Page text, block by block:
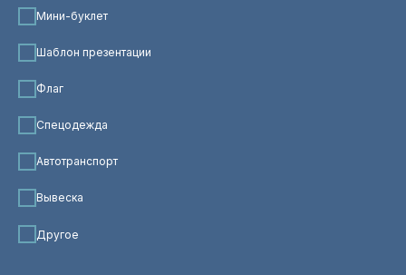
Мини-буклет
Шаблон презентации
Флаг
Спецодежда
Автотранспорт
Вывеска
Другое